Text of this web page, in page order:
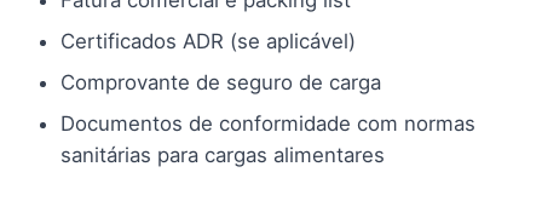
Certificados ADR (se aplicável)
Comprovante de seguro de carga
Documentos de conformidade com normas
sanitárias para cargas alimentares